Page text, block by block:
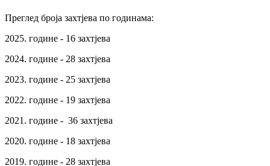
Преглед броја захтјева по годинама:
2025. године - 16 захтјева
2024. године - 28 захтјева
2023. године - 25 захтјева
2022. године - 19 захтјева
2021. године - 36 захтјева
2020. године - 18 захтјева
2019. године - 28 захтјева